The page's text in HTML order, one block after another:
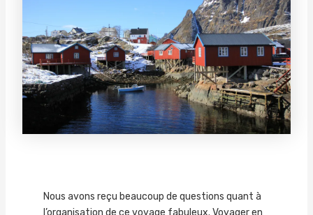
Nous avons reçu beaucoup de questions quant à
l’organisation de ce voyage fabuleux. Voyager en